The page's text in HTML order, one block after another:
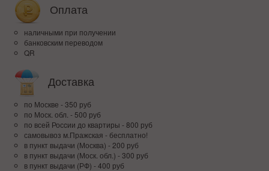
Оплата
наличными при получении
банковским переводом
QR
Доставка
по Москве - 350 руб
по Моск. обл. - 500 руб
по всей Росcии до квартиры - 800 руб
самовывоз м.Пражская - бесплатно!
в пункт выдачи (Москва) - 200 руб
в пункт выдачи (Моск. обл.) - 300 руб
в пункт выдачи (РФ) - 400 руб